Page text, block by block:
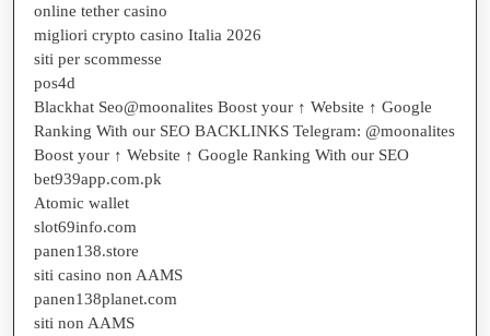
online tether casino
migliori crypto casino Italia 2026
siti per scommesse
pos4d
Blackhat Seo@moonalites Boost your ↑ Website ↑ Google
Ranking With our SEO BACKLINKS Telegram: @moonalites
Boost your ↑ Website ↑ Google Ranking With our SEO
bet939app.com.pk
Atomic wallet
slot69info.com
panen138.store
siti casino non AAMS
panen138planet.com
siti non AAMS